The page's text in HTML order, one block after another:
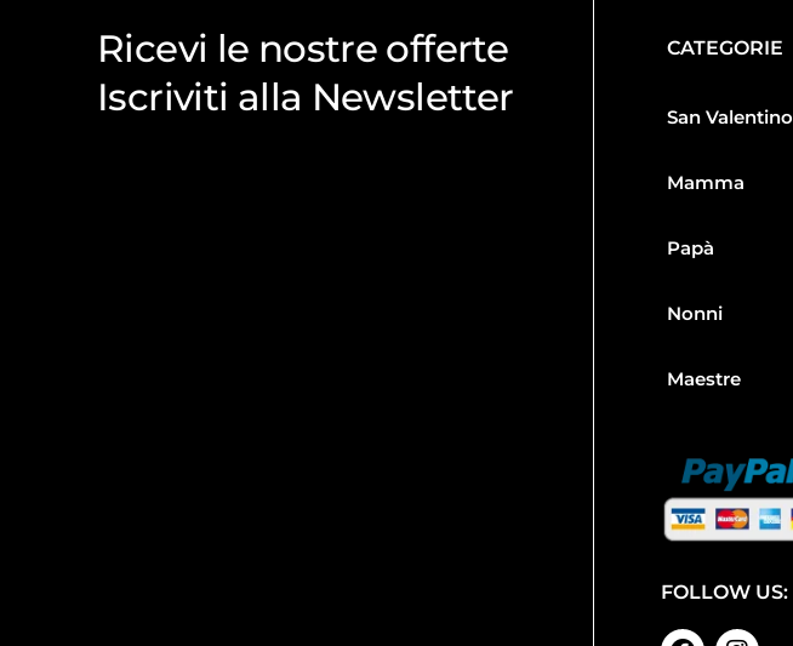
Ricevi le nostre offerte
Iscriviti alla Newsletter
CATEGORIE
San Valentino
Mamma
Papà
Nonni
Maestre
FOLLOW US: